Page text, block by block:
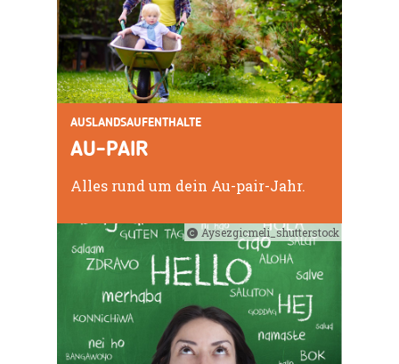
AUSLANDSAUFENTHALTE
AU-PAIR
Alles rund um dein Au-pair-Jahr.
Aysezgicmeli_shutterstock